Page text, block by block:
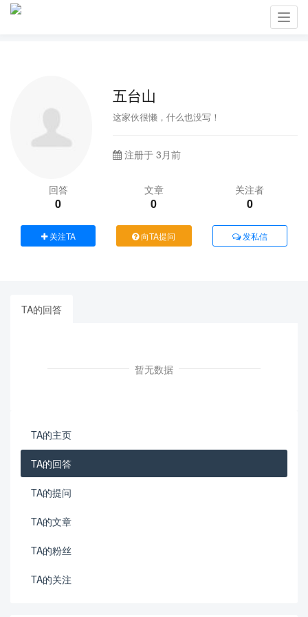
五台山
这家伙很懒，什么也没写！
注册于 3月前
回答
0
文章
0
关注者
0
关注TA 向TA提问 发私信
TA的回答
暂无数据
TA的主页
TA的回答
TA的提问
TA的文章
TA的粉丝
TA的关注